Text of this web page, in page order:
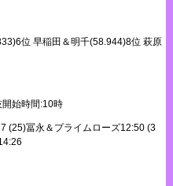
位 早稲田＆明千(58.944)8位 萩原
始時間:10時
(25)冨永＆プライムローズ12:50 (3